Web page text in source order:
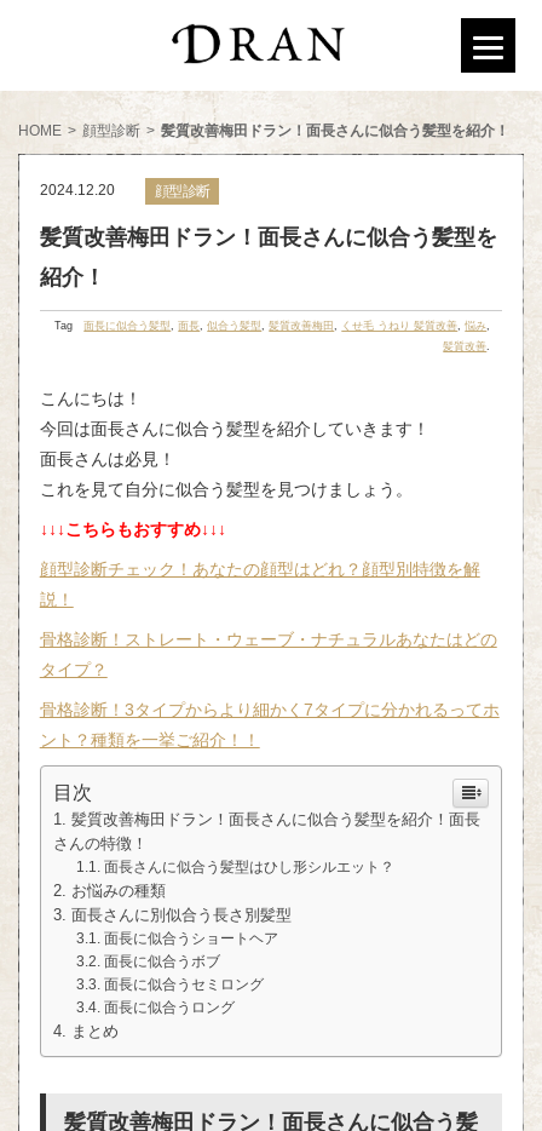
HOME > 顔型診断 > 髪質改善梅田ドラン！面長さんに似合う髪型を紹介！
2024.12.20 顔型診断
髪質改善梅田ドラン！面長さんに似合う髪型を
紹介！
Tag面長に似合う髪型 ,面長 ,似合う髪型 ,髪質改善梅田 くせ毛 うねり 髪質改善 ,悩み
髪質改善
こんにちは！
今回は面長さんに似合う髪型を紹介していきます！
面長さんは必見！
これを見て自分に似合う髪型を見つけましょう。
↓↓↓こちらもおすすめ↓↓↓
顔型診断チェック！あなたの顔型はどれ？顔型別特徴を解
説！
骨格診断！ストレート・ウェーブ・ナチュラルあなたはどの
タイプ？
骨格診断！3タイプからより細かく7タイプに分かれるってホ
ント？種類を一挙ご紹介！！
目次
髪質改善梅田ドラン！面長さんに似合う髪型を紹介！面長
さんの特徴！
面長さんに似合う髪型はひし形シルエット？
お悩みの種類
面長さんに別似合う長さ別髪型
面長に似合うショートヘア
面長に似合うボブ
面長に似合うセミロング
面長に似合うロング
まとめ
髪質改善梅田ドラン！面長さんに似合う髪